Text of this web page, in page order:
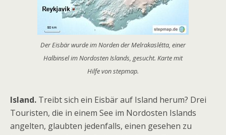
Der Eisbär wurde im Norden der Melrakaslétta, einer
Halbinsel im Nordosten Islands, gesucht. Karte mit
Hilfe von stepmap.
Island. Treibt sich ein Eisbär auf Island herum? Drei
Touristen, die in einem See im Nordosten Islands
angelten, glaubten jedenfalls, einen gesehen zu